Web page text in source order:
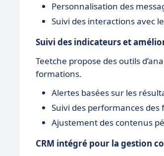
Personnalisation des
Suivi des interactions avec
Suivi des indicateurs et
Teetche propose des outils
formations.
Alertes basées sur les
Suivi des performances
Ajustement des contenus
CRM intégré pour la gestion